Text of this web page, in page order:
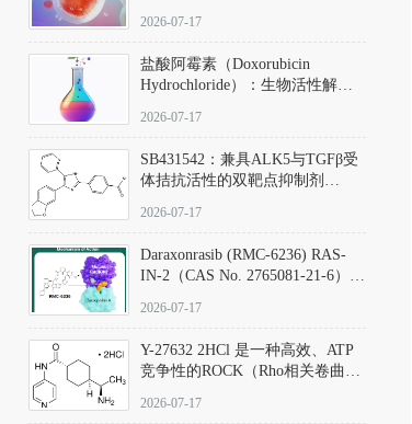
DKM货号 D806885
2026-07-17
盐酸阿霉素（Doxorubicin
Hydrochloride）：生物活性解
范
2026-07-17
SB431542：兼具ALK5与TGFβ受
体拮抗活性的双靶点抑制剂
D801067）
2026-07-17
Daraxonrasib (RMC-6236) RAS-
IN-2（CAS No. 2765081-21-6）：
向KRAS/NRAS/HRAS的广谱RAS
2026-07-17
Y-27632 2HCl 是一种高效、ATP
竞争性的ROCK（Rho相关卷曲螺
同等抑制ROCK1与ROCK2；其通
2026-07-17